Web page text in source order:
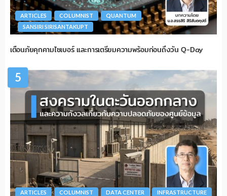
ARTICLES COLUMNIST
QUANTUM
SANSIRI SIRISANTAKUPT
เตือนภัยคุกคามไซเบอร์ และการเตรียมความพร้อมก่อนถึงวัน Q-Day
5
ARTICLES COLUMNIST DATA CENTER INFRASTRUCTURE